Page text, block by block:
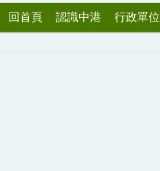
回首頁 認識中港 行政單位